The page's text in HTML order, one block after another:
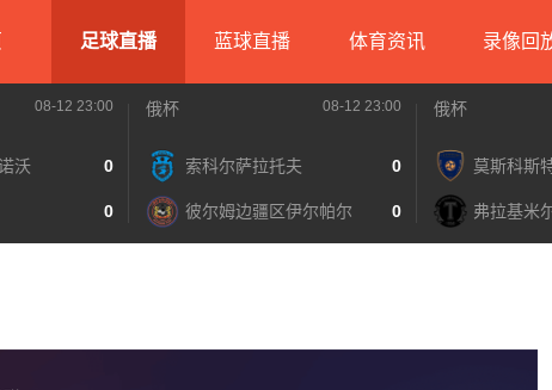
足球直播 蓝球直播 体育资讯 录像回
08-12 23:00
沃 0
0
俄杯 08-12 23:00
索科尔萨拉托夫 0
彼尔姆边疆区伊尔帕尔 0
俄杯
莫斯科斯
弗拉基米